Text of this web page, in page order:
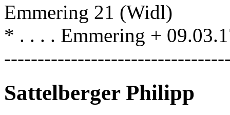
Emmering 21 (Widl)
* . . . . Emmering +
Sattelberger Philipp